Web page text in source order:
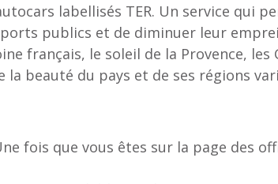
labellisés TER. Un service qui
publics et de diminuer leur
français, le soleil de la Provence, les
beauté du pays et de ses régions
fois que vous êtes sur la page des